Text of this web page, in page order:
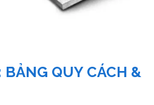
BẢNG QUY CÁCH &